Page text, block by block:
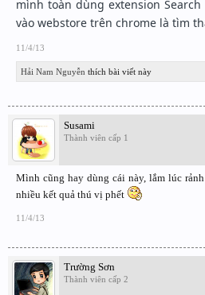
mình toàn dùng extension
vào webstore trên chrome là tìm
11/4/13
Hải Nam Nguyễn thích bài viết này
Susami
Thành viên cấp 1
Mình cũng hay dùng cái này, lắm lúc
nhiều kết quả thú vị phết
11/4/13
Trường Sơn
Thành viên cấp 2